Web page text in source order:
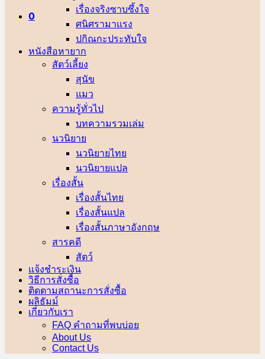
0
เรื่องจริงซาบซึ้งใจ
ศนิศรา
ปกิณกะประทับใจ
หนังสือหายาก
สัตว์เลี้ยง
สุนัข
แมว
ความรู้ทั่วไป
บทความรวมเล่ม
นวนิยาย
นวนิยายไทย
นวนิยายแปล
เรื่องสั้น
เรื่องสั้นไทย
เรื่องสั้นแปล
เรื่องสั้นภาษาอังกฤษ
สารคดี
สัตว์
แจ้งชำระเงิน
วิธีการสั่งซื้อ
ติดตามสถานะการสั่งซื้อ
ผลิธัมม์
เกี่ยวกับเรา
FAQ คำถามที่พบบ่อย
About Us
Contact Us